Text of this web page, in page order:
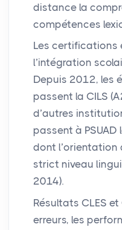
distance la
compétences
Les certifications
l’intégration
Depuis 2012, les
passent la CILS
d’autres
passent à PSUAD
dont l’orientation
strict niveau
2014).
Résultats CLES et
erreurs, les